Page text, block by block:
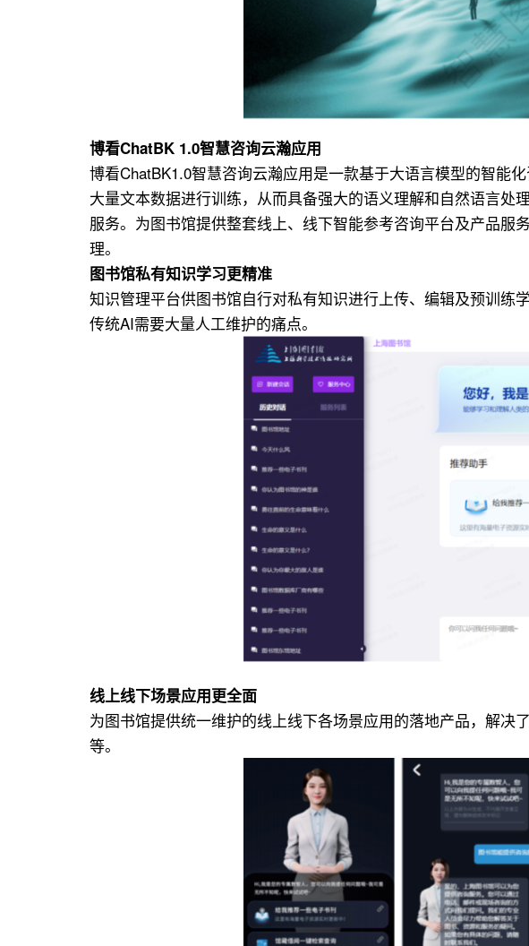
博看ChatBK 1.0智慧咨询云瀚应用
博看ChatBK1.0智慧咨询云瀚应用是一款基于大语言模型的智能
大量文本数据进行训练，从而具备强大的语义理解和自然语言
服务。为图书馆提供整套线上、线下智能参考咨询平台及产品
理。
图书馆私有知识学习更精准
知识管理平台供图书馆自行对私有知识进行上传、编辑及预训
传统AI需要大量人工维护的痛点。
线上线下场景应用更全面
为图书馆提供统一维护的线上线下各场景应用的落地产品，解
等。